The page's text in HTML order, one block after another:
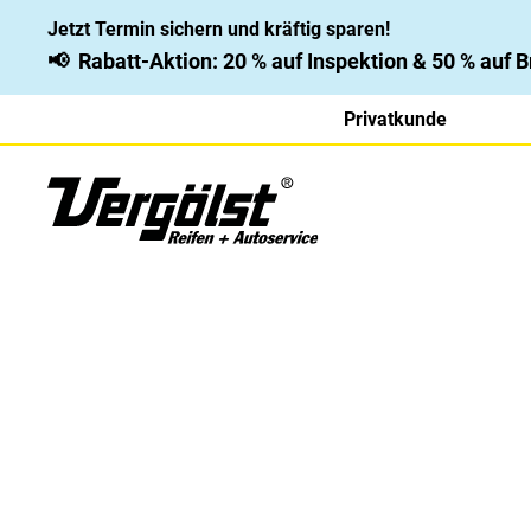
Jetzt Termin sichern und kräftig sparen!
📢 Rabatt-Aktion: 20 % auf Inspektion & 50 % auf
Privatkunde